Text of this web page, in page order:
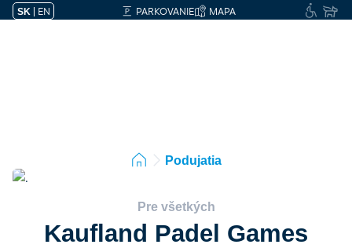
SK | EN PARKOVANIE MAPA
Podujatia
Pre všetkých
Kaufland Padel Games